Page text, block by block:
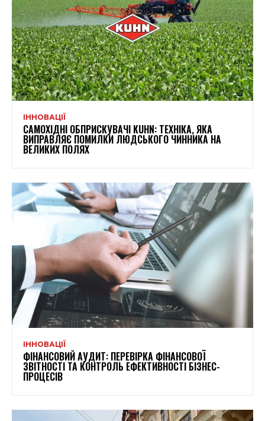
ІННОВАЦІЇ
САМОХІДНІ ОБПРИСКУВАЧІ KUHN: ТЕХНІКА, ЯКА
ВИПРАВЛЯЄ ПОМИЛКИ ЛЮДСЬКОГО ЧИННИКА НА
ВЕЛИКИХ ПОЛЯХ
ІННОВАЦІЇ
ФІНАНСОВИЙ АУДИТ: ПЕРЕВІРКА ФІНАНСОВОЇ
ЗВІТНОСТІ ТА КОНТРОЛЬ ЕФЕКТИВНОСТІ БІЗНЕС-
ПРОЦЕСІВ